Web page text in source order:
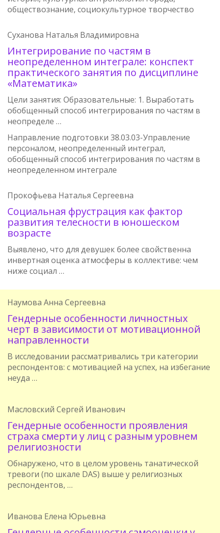
обществознание, социокультурное творчество
Суханова Наталья Владимировна
Интегрирование по частям в
неопределенном интеграле: конспект
практического занятия по дисциплине
«Математика»
Цели занятия: Образовательные: 1. Выработать
обобщенный способ интегрирования по частям в
неопределе …
Направление подготовки 38.03.03-Управление
персоналом, неопределенный интеграл,
обобщенный способ интегрирования по частям в
неопределенном интеграле
Прокофьева Наталья Сергеевна
Социальная фрустрация как фактор
развития телесности в юношеском
возрасте
Выявлено, что для девушек более свойственна
инвертная оценка атмосферы в коллективе: чем
ниже социал …
Наумова Анна Сергеевна
Гендерные особенности личностных
черт в зависимости от мотивационной
направленности
В исследовании рассматривались три категории
респондентов: с мотивацией на успех, на избегание
неуда …
Масловский Сергей Иванович
Гендерные особенности проявления
страха смерти у лиц с разным уровнем
религиозности
Обнаружено, что в целом уровень танатической
тревоги (по шкале DAS) выше у религиозных
респондентов, …
Иванова Елена Юрьевна